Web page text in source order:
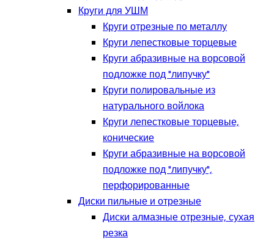
Круги для УШМ
Круги отрезные по металлу
Круги лепестковые торцевые
Круги абразивные на ворсовой
подложке под "липучку"
Круги полировальные из
натурального войлока
Круги лепестковые торцевые,
конические
Круги абразивные на ворсовой
подложке под "липучку",
перфорированные
Диски пильные и отрезные
Диски алмазные отрезные, сухая
резка